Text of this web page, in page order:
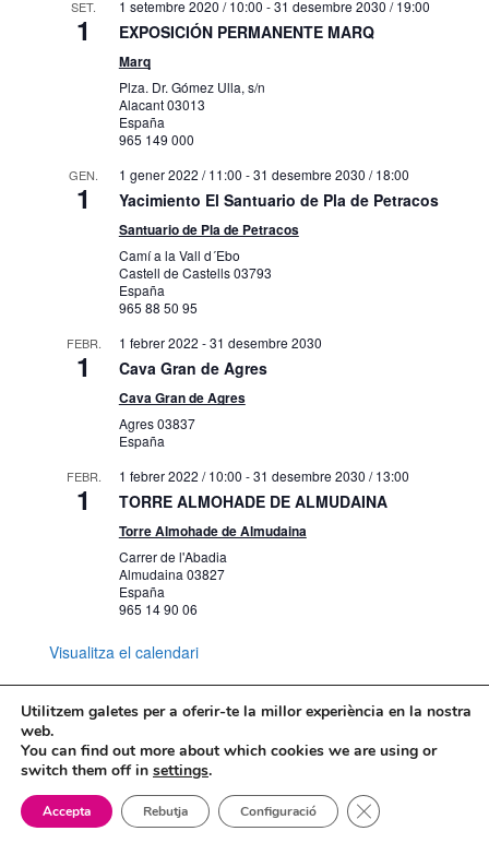
SET.
1
1 setembre 2020 / 10:00 -31 desembre 2030 / 19:00
EXPOSICIÓN PERMANENTE MARQ
Marq
Plza. Dr. Gómez Ulla, s/n
Alacant03013
España
965 149 000
GEN.
1
1 gener 2022 / 11:00 -31 desembre 2030 / 18:00
Yacimiento El Santuario de Pla de Petracos
Santuario de Pla de Petracos
Camí a la Vall d´Ebo
Castell de Castells03793
España
965 88 50 95
FEBR.
1
1 febrer 2022 -31 desembre 2030
Cava Gran de Agres
Cava Gran de Agres
Agres03837
España
FEBR.
1
1 febrer 2022 / 10:00 -31 desembre 2030 / 13:00
TORRE ALMOHADE DE ALMUDAINA
Torre Almohade de Almudaina
Carrer de l'Abadia
Almudaina 03827
España
965 14 90 06
Visualitza el calendari
Mapa web
Política de Privacidad
Politica de cookies
Utilitzem galetes per a oferir-te la millor experiència en la nostra
web.
You can find out more about which cookies we are using or
switch them off in settings.
Accepta Rebutja Configuració Tanca el bàner de